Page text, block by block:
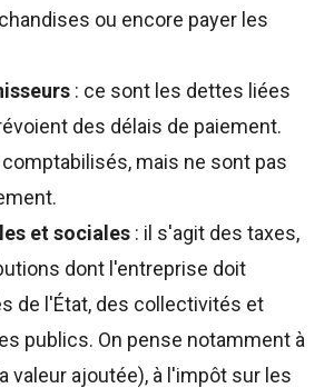
ou encore payer les
: ce sont les dettes liées
des délais de paiement.
mais ne sont pas
et sociales : il s'agit des taxes,
dont l'entreprise doit
de l'État, des collectivités et
publics. On pense notamment à
valeur ajoutée), à l'impôt sur les